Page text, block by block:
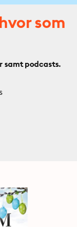
som
samt podcasts.